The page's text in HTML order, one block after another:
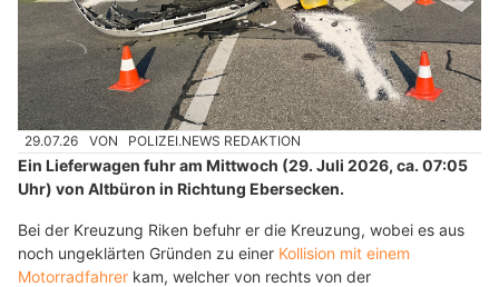
29.07.26 VON POLIZEI.NEWS REDAKTION
Ein Lieferwagen fuhr am Mittwoch (29. Juli 2026, ca. 07:05
Uhr) von Altbüron in Richtung Ebersecken.
Bei der Kreuzung Riken befuhr er die Kreuzung, wobei es aus
noch ungeklärten Gründen zu einer Kollision mit einem
Motorradfahrer kam, welcher von rechts von der